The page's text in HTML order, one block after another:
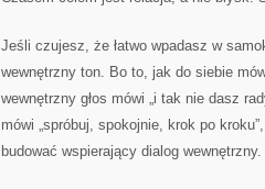
Jeśli czujesz, że łatwo wpadasz w
wewnętrzny ton. Bo to, jak do siebie
wewnętrzny głos mówi „i tak nie dasz
mówi „spróbuj, spokojnie, krok po
budować wspierający dialog